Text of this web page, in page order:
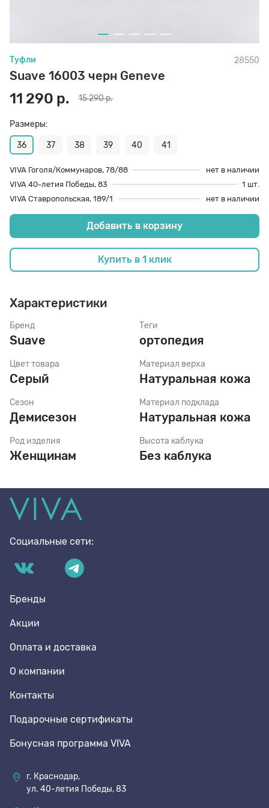
Туфли 28550
Suave 16003 черн Geneve
11 290 р. 15 290 р.
Размеры:
36 37 38 39 40 41
VIVA Гоголя/Коммунаров, 78/88
нет в наличии
VIVA 40-летия Победы, 83
1 шт.
VIVA Ставропольская, 189/1
нет в наличии
Добавить в корзину
Купить в 1 клик
Характеристики
Бренд
Suave
Цвет товара
Серый
Сезон
Демисезон
Род изделия
Женщинам
Теги
ортопедия
Материал верха
Натуральная кожа
Материал подклада
Натуральная кожа
Высота каблука
Без каблука
Социальные сети:
Бренды
Акции
Оплата и доставка
О компании
Контакты
Подарочные сертификаты
Бонусная программа VIVA
г. Краснодар,
ул. 40-летия Победы, 83
8 den
Полустельки
Пропитка
Пяткоудерживатели
Растяжитель и Очиститель
Салфетки
Стельки